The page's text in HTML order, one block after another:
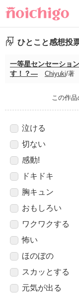
ひとこと感想投
一等星センセーショ
す！？―
Chiyuki/著
この作
泣ける
切ない
感動!
ドキドキ
胸キュン
おもしろい
ワクワクする
怖い
ほのぼの
スカッとする
元気が出る